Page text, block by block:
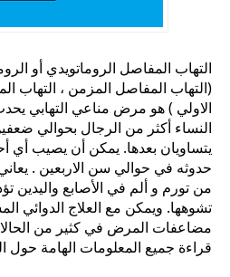
التهاب المفاصل الروماتويدي أو
(التهاب المفاصل المزمن ، التهاب
الاولي ) هو مرض مناعي التهابي
يتساويان بعدها. يمكن أن يصيب
حدوثه في حوالي سن الاربعين .
من تورم و ألم في الأصابع واليدين
تشوهها. ويمكن مع العلاج الدوائي
مضاعفات المرض في كثير من
قراءة جميع المعلومات الهامة حول